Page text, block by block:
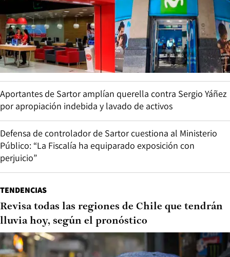
Aportantes de Sartor amplían querella contra Sergio Yáñez
por apropiación indebida y lavado de activos
Defensa de controlador de Sartor cuestiona al Ministerio
Público: “La Fiscalía ha equiparado exposición con
perjuicio”
TENDENCIAS
Revisa todas las regiones de Chile que tendrán
lluvia hoy, según el pronóstico